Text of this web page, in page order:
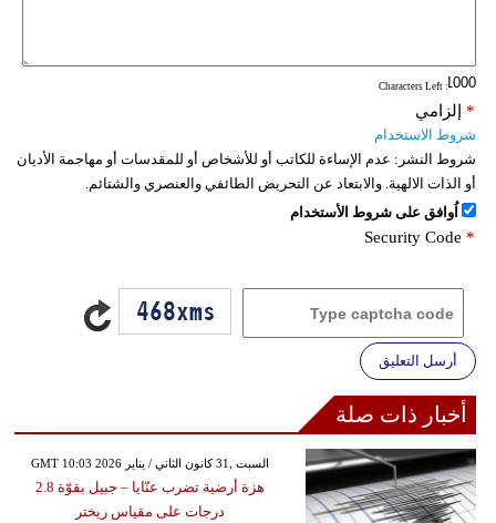
: Characters Left
إلزامي *
شروط الاستخدام
شروط النشر: عدم الإساءة للكاتب أو للأشخاص أو للمقدسات أو مهاجمة الأديان
أو الذات الالهية. والابتعاد عن التحريض الطائفي والعنصري والشتائم.
اُوافق على شروط الأستخدام
Security Code *
أرسل التعليق
أخبار ذات صلة
GMT 10:03 2026 السبت ,31 كانون الثاني / يناير
هزة أرضية تضرب عنّايا – جبيل بقوّة 2.8
درجات على مقياس ريختر